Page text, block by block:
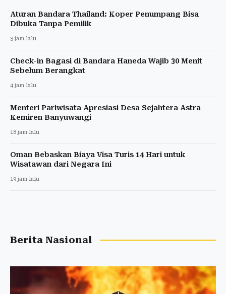
Aturan Bandara Thailand: Koper Penumpang Bisa
Dibuka Tanpa Pemilik
3 jam lalu
Check-in Bagasi di Bandara Haneda Wajib 30 Menit
Sebelum Berangkat
4 jam lalu
Menteri Pariwisata Apresiasi Desa Sejahtera Astra
Kemiren Banyuwangi
18 jam lalu
Oman Bebaskan Biaya Visa Turis 14 Hari untuk
Wisatawan dari Negara Ini
19 jam lalu
Berita Nasional